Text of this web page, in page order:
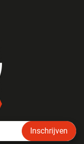
Inschrijven